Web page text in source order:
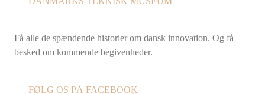
Få alle de spændende historier om dansk innovation. Og få
besked om kommende begivenheder.
FØLG OS PÅ FACEBOOK